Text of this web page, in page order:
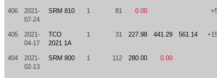
406
2021-
07-24
SRM 810 1 81 0.00
405
2021-
04-17
TCO
2021 1A
1 31 227.98 441.29 561.14
404
2021-
02-13
SRM 800 1 112 280.00 0.00